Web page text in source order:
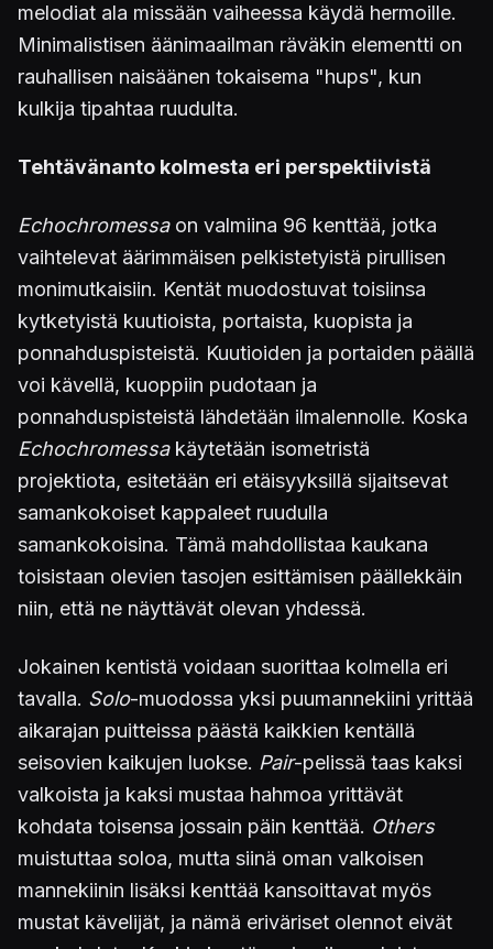
melodiat ala missään vaiheessa käydä hermoille.
Minimalistisen äänimaailman räväkin elementti on
rauhallisen naisäänen tokaisema "hups", kun
kulkija tipahtaa ruudulta.
Tehtävänanto kolmesta eri perspektiivistä
Echochromessaon valmiina 96 kenttää, jotka
vaihtelevat äärimmäisen pelkistetyistä pirullisen
monimutkaisiin. Kentät muodostuvat toisiinsa
kytketyistä kuutioista, portaista, kuopista ja
ponnahduspisteistä. Kuutioiden ja portaiden päällä
voi kävellä, kuoppiin pudotaan ja
ponnahduspisteistä lähdetään ilmalennolle. Koska
Echochromessakäytetään isometristä
projektiota, esitetään eri etäisyyksillä sijaitsevat
samankokoiset kappaleet ruudulla
samankokoisina. Tämä mahdollistaa kaukana
toisistaan olevien tasojen esittämisen päällekkäin
niin, että ne näyttävät olevan yhdessä.
Jokainen kentistä voidaan suorittaa kolmella eri
tavalla. Solo-muodossa yksi puumannekiini yrittää
aikarajan puitteissa päästä kaikkien kentällä
seisovien kaikujen luokse. Pair-pelissä taas kaksi
valkoista ja kaksi mustaa hahmoa yrittävät
kohdata toisensa jossain päin kenttää. Others
muistuttaa soloa, mutta siinä oman valkoisen
mannekiinin lisäksi kenttää kansoittavat myös
mustat kävelijät, ja nämä eriväriset olennot eivät